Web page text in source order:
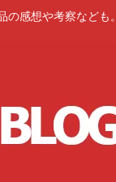
感想や考察なども。